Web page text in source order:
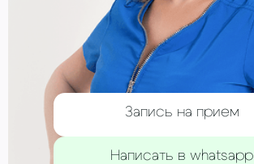
Запись на прием
Написать в whatsapp